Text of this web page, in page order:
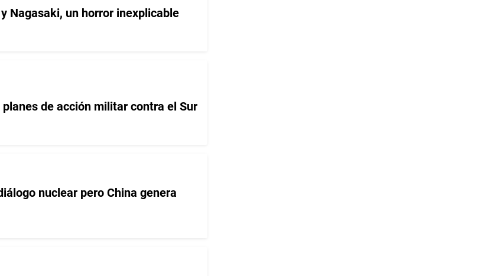
Nagasaki, un horror inexplicable
de acción militar contra el Sur
nuclear pero China genera